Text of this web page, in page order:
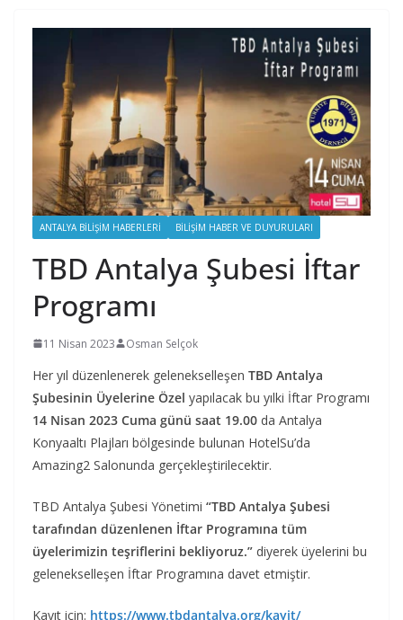
ANTALYA BILIŞIM HABERLERI BILIŞIM HABER VE DUYURULARI
TBD Antalya Şubesi İftar
Programı
11 Nisan 2023 Osman Selçok
Her yıl düzenlenerek gelenekselleşen TBD Antalya
Şubesinin Üyelerine Özel yapılacak bu yılki İftar Programı
14 Nisan 2023 Cuma günü saat 19.00 da Antalya
Konyaaltı Plajları bölgesinde bulunan HotelSu’da
Amazing2 Salonunda gerçekleştirilecektir.
TBD Antalya Şubesi Yönetimi “TBD Antalya Şubesi
tarafından düzenlenen İftar Programına tüm
üyelerimizin teşriflerini bekliyoruz.” diyerek üyelerini bu
gelenekselleşen İftar Programına davet etmiştir.
Kayıt için: https://www.tbdantalya.org/kayit/